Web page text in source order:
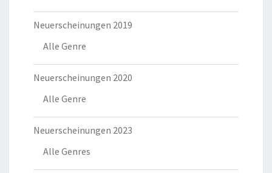
Neuerscheinungen 2019
Alle Genre
Neuerscheinungen 2020
Alle Genre
Neuerscheinungen 2023
Alle Genres